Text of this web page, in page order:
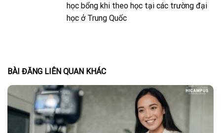
học bổng khi theo học tại các trường đại
học ở Trung Quốc
BÀI ĐĂNG LIÊN QUAN KHÁC